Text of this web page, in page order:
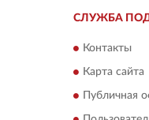
СЛУЖБА
Контакты
Карта сайта
Публичная